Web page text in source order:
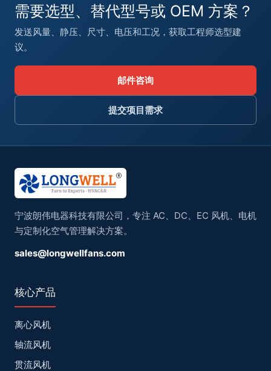
需要选型、替代型号或 OEM 方案？
发送风量、静压、尺寸、电压和工况，获取工程师选型建
议。
邮件咨询
提交项目需求
宁波朗伟电器科技有限公司，专注 AC、DC、EC 风机、电机
与定制化空气管理解决方案。
sales@longwellfans.com
核心产品
离心风机
轴流风机
贯流风机